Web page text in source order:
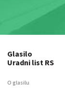
Glasilo
Uradni list RS
O glasilu